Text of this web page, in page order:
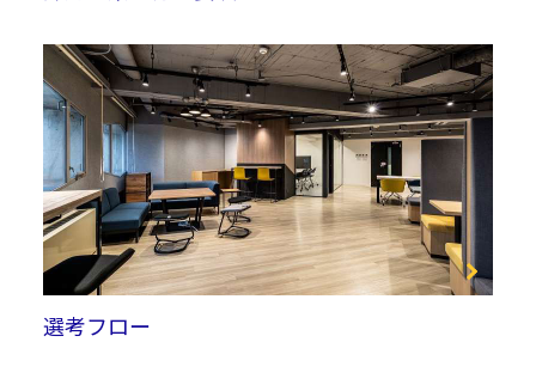
選考フロー